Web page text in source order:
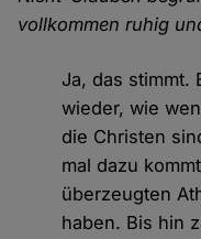
vollkommen ruhig
Ja, das stimmt.
wieder, wie
die Christen
mal dazu
überzeugten
haben. Bis hin